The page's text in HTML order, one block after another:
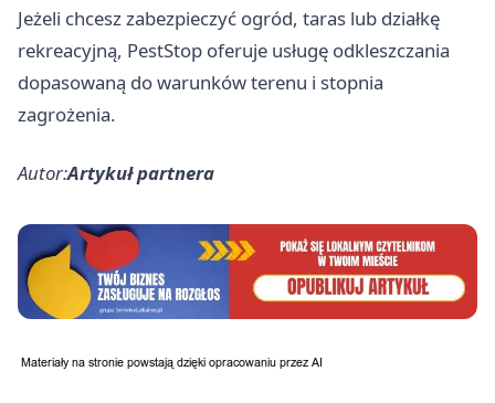
Jeżeli chcesz zabezpieczyć ogród, taras lub działkę
rekreacyjną, PestStop oferuje usługę odkleszczania
dopasowaną do warunków terenu i stopnia
zagrożenia.
Autor:Artykuł partnera